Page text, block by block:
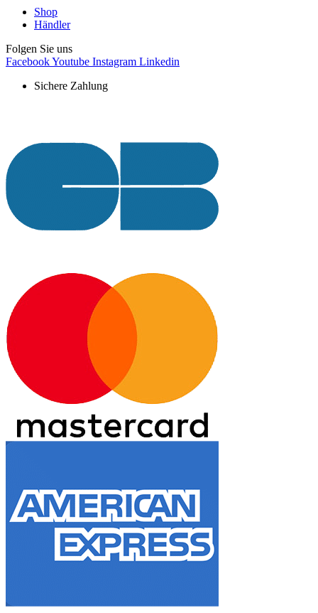
Shop
Händler
Folgen Sie uns
FacebookYoutube Instagram Linkedin
Sichere Zahlung